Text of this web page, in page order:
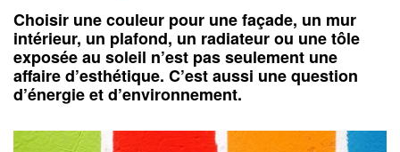
Choisir une couleur pour une façade, un mur
intérieur, un plafond, un radiateur ou une tôle
exposée au soleil n’est pas seulement une
affaire d’esthétique. C’est aussi une question
d’énergie et d’environnement.